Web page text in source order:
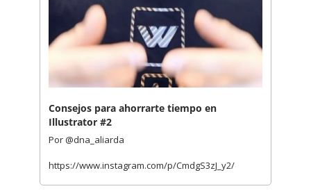
Consejos para ahorrarte tiempo en
Illustrator #2
Por @dna_aliarda
https://www.instagram.com/p/CmdgS3zJ_y2/